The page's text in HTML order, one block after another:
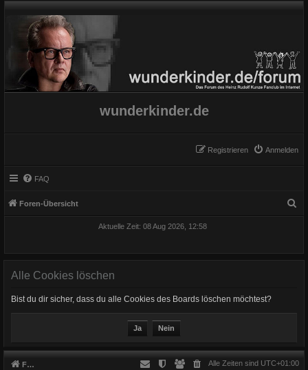
wunderkinder.de
Anmelden
Registrieren
FAQ
Foren-Übersicht
Aktuelle Zeit: 08 Aug 2026, 12:58
Alle Cookies löschen
Bist du dir sicher, dass du alle Cookies des Boards löschen möchtest?
Foren-Übersicht Alle Zeiten sind UTC+01:00